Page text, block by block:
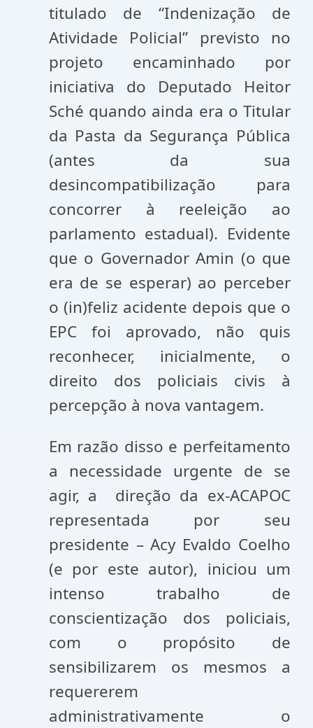
titulado de “Indenização de
Atividade Policial” previsto no
projeto encaminhado por
iniciativa do Deputado Heitor
Sché quando ainda era o Titular
da Pasta da Segurança Pública
(antes da sua
desincompatibilização para
concorrer à reeleição ao
parlamento estadual). Evidente
que o Governador Amin (o que
era de se esperar) ao perceber
o (in)feliz acidente depois que o
EPC foi aprovado, não quis
reconhecer, inicialmente, o
direito dos policiais civis à
percepção à nova vantagem.
Em razão disso e perfeitamento
a necessidade urgente de se
agir, a direção da ex-ACAPOC
representada por seu
presidente – Acy Evaldo Coelho
(e por este autor), iniciou um
intenso trabalho de
conscientização dos policiais,
com o propósito de
sensibilizarem os mesmos a
requererem
administrativamente o